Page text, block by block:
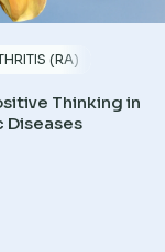
(RA)
Thinking in
Diseases